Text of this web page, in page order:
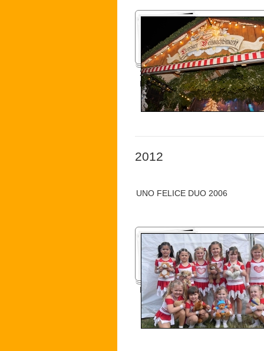
2015 öffentliche Generalprobe
Marktplatz Leipzig
2012
UNO FELICE DUO 2006
Konsumfest 2012